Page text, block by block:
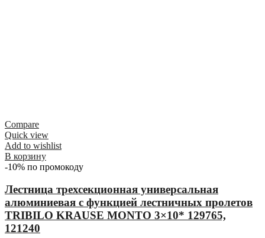
Compare
Quick view
Add to wishlist
В корзину
-10% по промокоду
Лестница трехсекционная универсальная
алюминиевая с функцией лестничных пролетов
TRIBILO KRAUSE MONTO 3×10* 129765,
121240